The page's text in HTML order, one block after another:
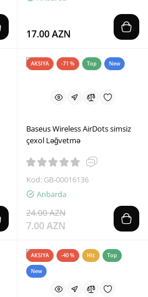
17.00 AZN
AKSIYA -71 % Top New
Baseus Wireless AirDots simsiz
çexol Ləğvetmə
Kod: GB-00016136
Anbarda
24.00 AZN
7.00 AZN
AKSIYA -40 % Hit Top
New